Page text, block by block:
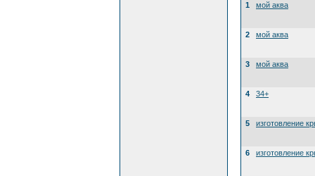
1
мой аква
2 мой аква
3 мой аква
4 34+
5 изготовление
6 изготовление